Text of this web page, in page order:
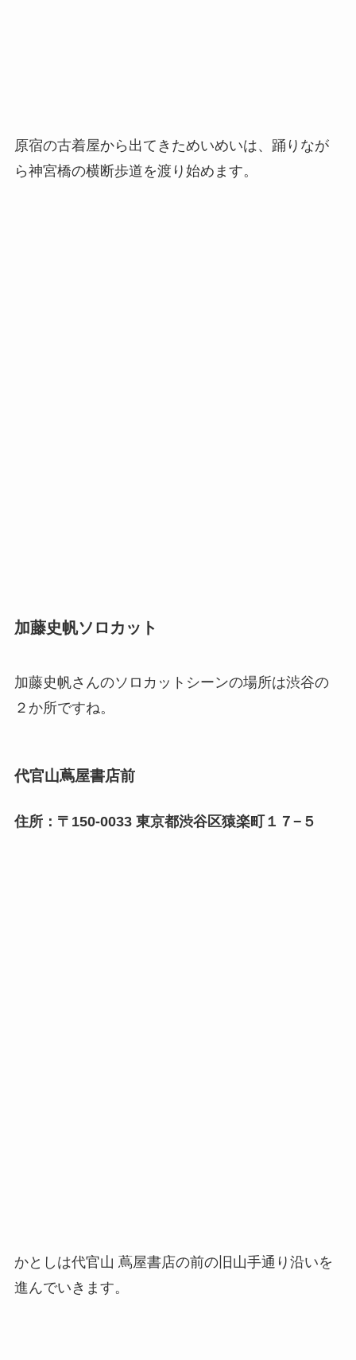
原宿の古着屋から出てきためいめいは、踊りなが
ら神宮橋の横断歩道を渡り始めます。
加藤史帆ソロカット
加藤史帆さんのソロカットシーンの場所は渋谷の
２か所ですね。
代官山蔦屋書店前
住所：〒150-0033 東京都渋谷区猿楽町１７−５
かとしは代官山 蔦屋書店の前の旧山手通り沿いを
進んでいきます。